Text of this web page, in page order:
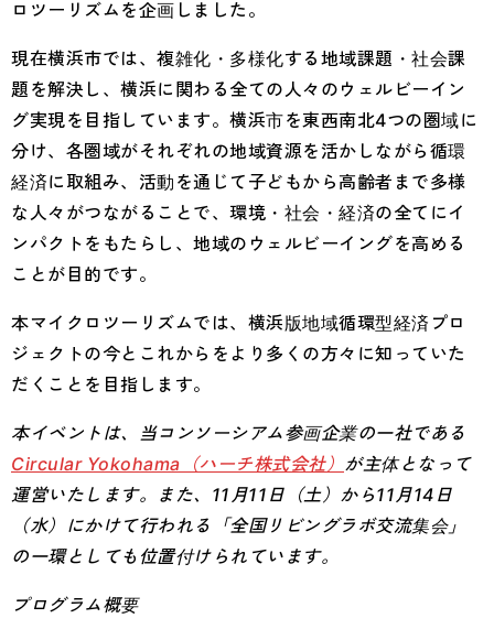
ロツーリズムを企画しました。
現在横浜市では、複雑化・多様化する地域課題・社会課
題を解決し、横浜に関わる全ての人々のウェルビーイン
グ実現を目指しています。横浜市を東西南北4つの圏域に
分け、各圏域がそれぞれの地域資源を活かしながら循環
経済に取組み、活動を通じて子どもから高齢者まで多様
な人々がつながることで、環境・社会・経済の全てにイ
ンパクトをもたらし、地域のウェルビーイングを高める
ことが目的です。
本マイクロツーリズムでは、横浜版地域循環型経済プロ
ジェクトの今とこれからをより多くの方々に知っていた
だくことを目指します。
本イベントは、当コンソーシアム参画企業の一社である
Circular Yokohama（ハーチ株式会社） が主体となって
運営いたします。また、11月11日（土）から11月14日
（水）にかけて行われる「全国リビングラボ交流集会」
の一環としても位置付けられています。
プログラム概要